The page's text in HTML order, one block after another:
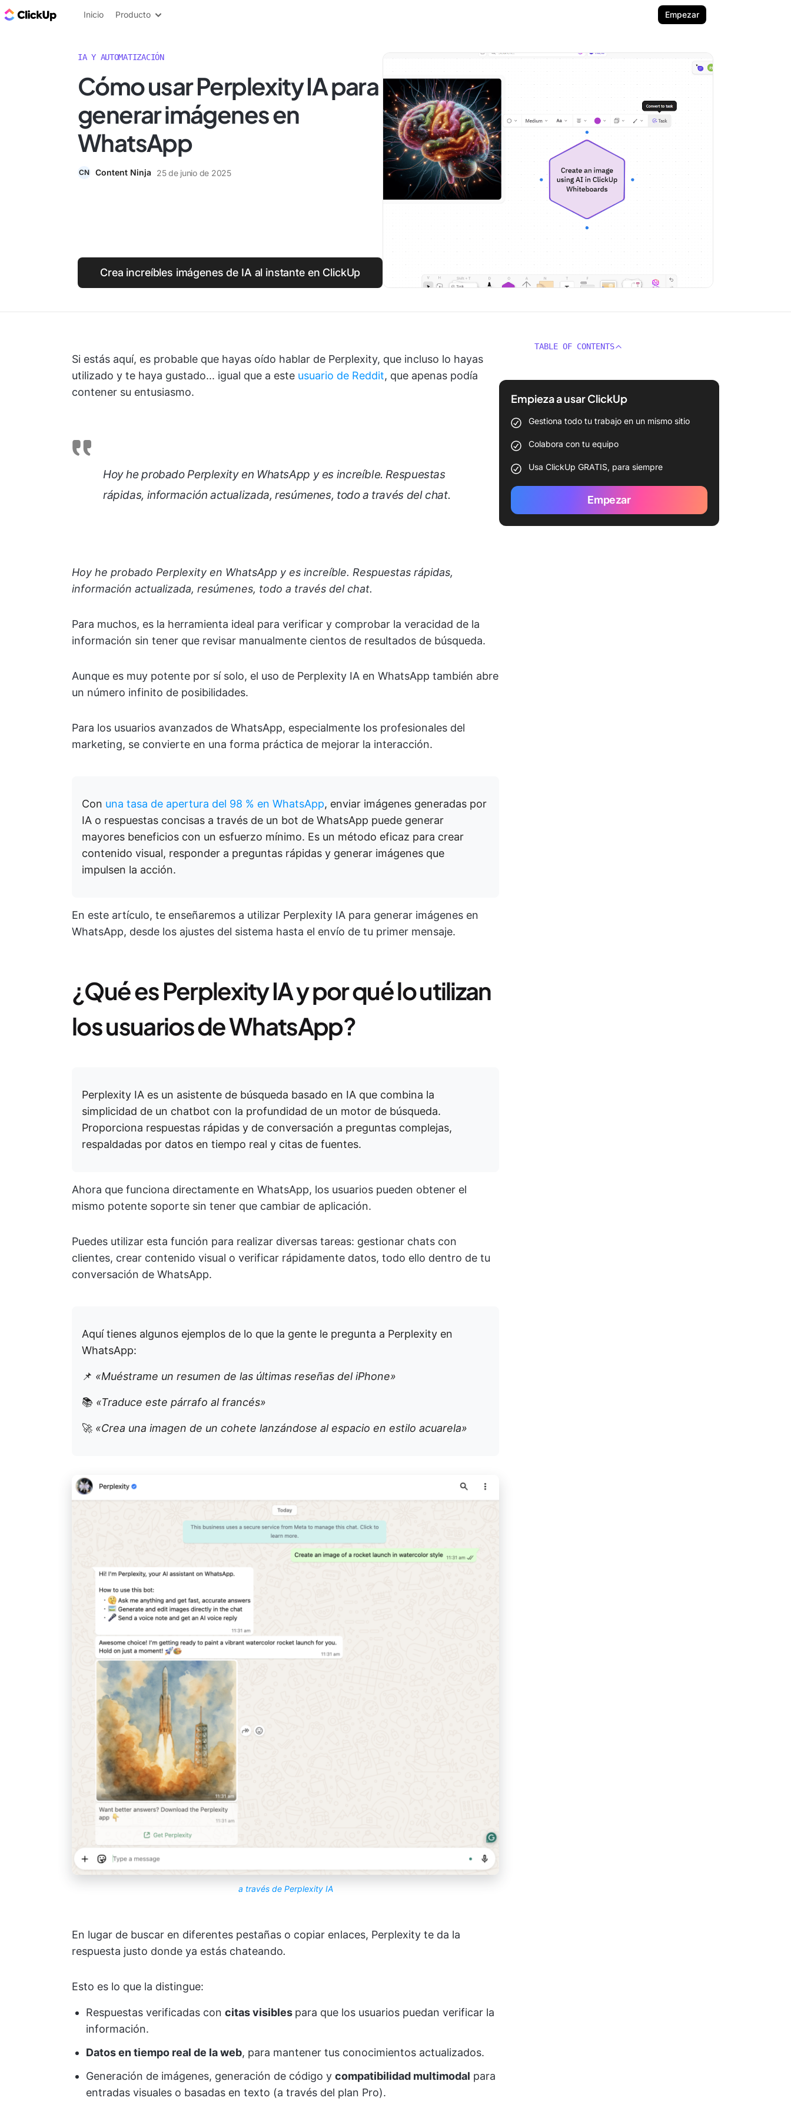
ClickUp Blog
Inicio Producto Empezar
IA Y AUTOMATIZACIÓN
Cómo usar Perplexity IA para
generar imágenes en
WhatsApp
CN Content Ninja 25 de junio de 2025
Crea increíbles imágenes de IA al instante en ClickUp
Si estás aquí, es probable que hayas oído hablar de Perplexity, que incluso lo hayas
utilizado y te haya gustado... igual que a este usuario de Reddit, que apenas podía
contener su entusiasmo.
Hoy he probado Perplexity en WhatsApp y es increíble. Respuestas
rápidas, información actualizada, resúmenes, todo a través del chat.
Hoy he probado Perplexity en WhatsApp y es increíble. Respuestas rápidas,
información actualizada, resúmenes, todo a través del chat.
Para muchos, es la herramienta ideal para verificar y comprobar la veracidad de la
información sin tener que revisar manualmente cientos de resultados de búsqueda.
Aunque es muy potente por sí solo, el uso de Perplexity IA en WhatsApp también abre
un número infinito de posibilidades.
Para los usuarios avanzados de WhatsApp, especialmente los profesionales del
marketing, se convierte en una forma práctica de mejorar la interacción.
Con una tasa de apertura del 98 % en WhatsApp, enviar imágenes generadas por
IA o respuestas concisas a través de un bot de WhatsApp puede generar
mayores beneficios con un esfuerzo mínimo. Es un método eficaz para crear
contenido visual, responder a preguntas rápidas y generar imágenes que
impulsen la acción.
En este artículo, te enseñaremos a utilizar Perplexity IA para generar imágenes en
WhatsApp, desde los ajustes del sistema hasta el envío de tu primer mensaje.
¿Qué es Perplexity IA y por qué lo utilizan
los usuarios de WhatsApp?
Perplexity IA es un asistente de búsqueda basado en IA que combina la
simplicidad de un chatbot con la profundidad de un motor de búsqueda.
Proporciona respuestas rápidas y de conversación a preguntas complejas,
respaldadas por datos en tiempo real y citas de fuentes.
Ahora que funciona directamente en WhatsApp, los usuarios pueden obtener el
mismo potente soporte sin tener que cambiar de aplicación.
Puedes utilizar esta función para realizar diversas tareas: gestionar chats con
clientes, crear contenido visual o verificar rápidamente datos, todo ello dentro de tu
conversación de WhatsApp.
Aquí tienes algunos ejemplos de lo que la gente le pregunta a Perplexity en
WhatsApp:
📌 «Muéstrame un resumen de las últimas reseñas del iPhone»
📚 «Traduce este párrafo al francés»
🚀 «Crea una imagen de un cohete lanzándose al espacio en estilo acuarela»
a través de Perplexity IA
En lugar de buscar en diferentes pestañas o copiar enlaces, Perplexity te da la
respuesta justo donde ya estás chateando.
Esto es lo que la distingue:
Respuestas verificadas con citas visibles para que los usuarios puedan verificar la
información.
Datos en tiempo real de la web, para mantener tus conocimientos actualizados.
Generación de imágenes, generación de código y compatibilidad multimodal para
entradas visuales o basadas en texto (a través del plan Pro).
TABLE OF CONTENTS
Empieza a usar ClickUp
Gestiona todo tu trabajo en un mismo sitio
Colabora con tu equipo
Usa ClickUp GRATIS, para siempre
Empezar